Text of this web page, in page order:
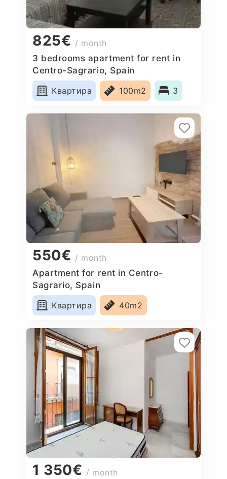
825€ / month
3 bedrooms apartment for rent in
Centro-Sagrario, Spain
Квартира
100m2 3
550€ / month
Apartment for rent in Centro-
Sagrario, Spain
Квартира
40m2
1 350€ / month